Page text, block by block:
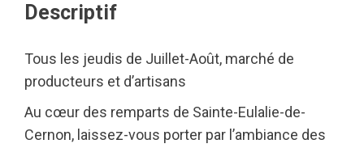
Descriptif
Tous les jeudis de Juillet-Août, marché de
producteurs et d’artisans
Au cœur des remparts de Sainte-Eulalie-de-
Cernon, laissez-vous porter par l’ambiance des